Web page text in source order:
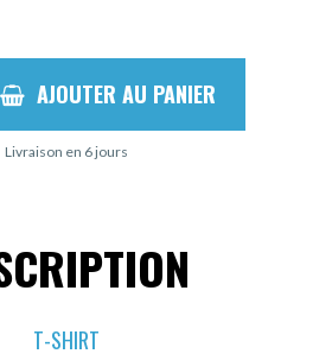
AJOUTER AU PANIER
Livraison en 6 jours
T-SHIRT